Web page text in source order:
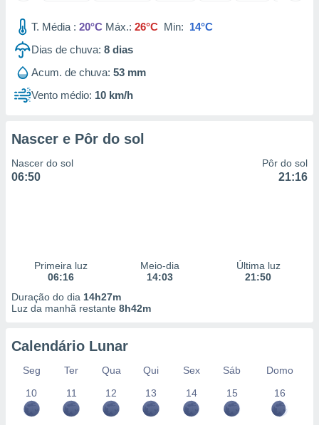
utilizar
criar
medir
da
medir o
fontes,
e melhorar
dados
T. Média : 20°C Máx.: 26°C Min: 14°C
Dias de chuva: 8 dias
Acum. de chuva: 53 mm
Vento médio: 10 km/h
Nascer e Pôr do sol
Nascer do sol
06:50
Pôr do sol
21:16
Primeira luz
06:16
Meio-dia
14:03
Última luz
21:50
Duração do dia 14h27m
Luz da manhã restante 8h42m
Calendário Lunar
Seg Ter Qua Qui Sex Sáb
Domo
10
11 12 13 14 15 16